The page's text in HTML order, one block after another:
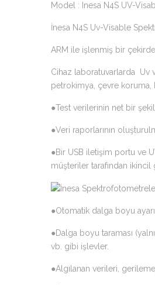
Model : Inesa N4S UV-
İnesa N4S Uv-Visable
ARM ile işlenmiş bir
Cihaz laboratuvarlarda Uv
petrokimya, çevre koruma,
●Test verilerinin net bir
●Veri raporlarının
●Bir USB iletişim portu ve
müşteriler tarafından ikincil
●Otomatik dalga boyu
●Dalga boyu taraması
vb. gibi işlevler.
●Algılanan verileri,